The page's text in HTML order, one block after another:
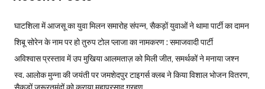
घाटशिला में आजसू का युवा मिलन समारोह संपन्न, सैकड़ों युवाओं ने थामा पार्टी का दामन
शिबू सोरेन के नाम पर हो तुरुप टोल प्लाजा का नामकरण : समाजवादी पार्टी
अविश्वास प्रस्ताव में उप मुखिया आलमताज़ को मिली जीत, समर्थकों ने मनाया जश्न
स्व. आलोक मुन्ना की जयंती पर जमशेदपुर टाइगर्स क्लब ने किया विशाल भोजन वितरण,